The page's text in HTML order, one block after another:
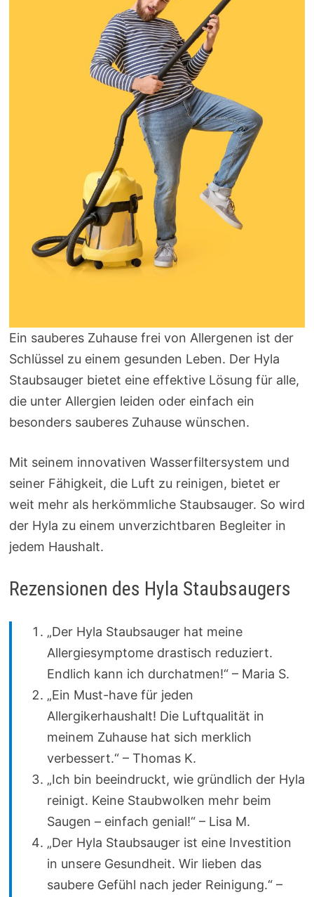
Ein sauberes Zuhause frei von Allergenen ist der
Schlüssel zu einem gesunden Leben. Der Hyla
Staubsauger bietet eine effektive Lösung für alle,
die unter Allergien leiden oder einfach ein
besonders sauberes Zuhause wünschen.
Mit seinem innovativen Wasserfiltersystem und
seiner Fähigkeit, die Luft zu reinigen, bietet er
weit mehr als herkömmliche Staubsauger. So wird
der Hyla zu einem unverzichtbaren Begleiter in
jedem Haushalt.
Rezensionen des Hyla Staubsaugers
„Der Hyla Staubsauger hat meine
Allergiesymptome drastisch reduziert.
Endlich kann ich durchatmen!“ – Maria S.
„Ein Must-have für jeden
Allergikerhaushalt! Die Luftqualität in
meinem Zuhause hat sich merklich
verbessert.“ – Thomas K.
„Ich bin beeindruckt, wie gründlich der Hyla
reinigt. Keine Staubwolken mehr beim
Saugen – einfach genial!“ – Lisa M.
„Der Hyla Staubsauger ist eine Investition
in unsere Gesundheit. Wir lieben das
saubere Gefühl nach jeder Reinigung.“ –